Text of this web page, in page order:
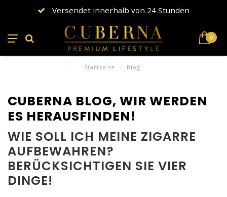
Versendet innerhalb von 24 Stunden
0
Startseite / Blog
CUBERNA BLOG, WIR WERDEN
ES HERAUSFINDEN!
WIE SOLL ICH MEINE ZIGARRE
AUFBEWAHREN?
BERÜCKSICHTIGEN SIE VIER
DINGE!